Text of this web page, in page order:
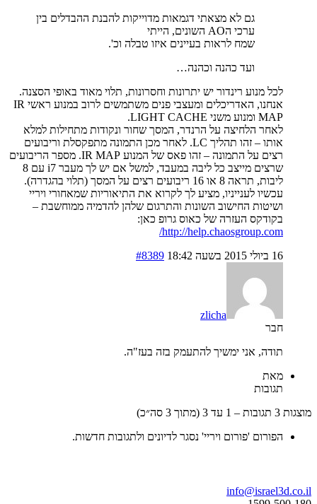
גם לא מצאתי דגמאות מדוייקות להבנת ההבדלים בין
ערכי הAO השונים, הייתי
שמח לראות בעיינים איזו טבלה וכ'.
ועד כהנה וכהנה…
לכל מנוע רינדור יש יתרונות וחסרונות, תלוי מאוד באופי הסצנה.
אנחנו, האדריכלים ומעצבי פנים משתמשים לרוב במנוע ראשי IR
MAP ומנוע משני LIGHT CACHE.
לאחר הלחיצה על הרנדר, המסך שחור ונקודות מתחילות למלא
אותו – זהו תהליך LC. לאחר מכן התמונה מתפקסלת וריבועים
רצים על התמונה – זהו פאס של המנוע IR MAP. מספר הריבועים
שרצים מייצב כל ליבה במעבד, למשל אם יש לך מעבר i7 עם 8
ליבות, תראה 8 או 16 ריבועים רצים על המסך (תלוי בהגדרה).
עכשיו לענייניו, מציע לך לקרוא את התיאוריות שמאחורי ויריי
ושיטות החישוב השונות והתרגום שלהן להדמיה ממוחשבת –
בקודקס העזרה של כאוס גרופ כאן:
http://help.chaosgroup.com/
#8389
zlicha
תודה, אני ימשיך להתעמק בזה בעז"ה.
מאת
תגובות
3 (מתוך 3 סה״כ)
הפורום 'פורום ויריי' נסגר לדיונים ולתגובות חדשות.